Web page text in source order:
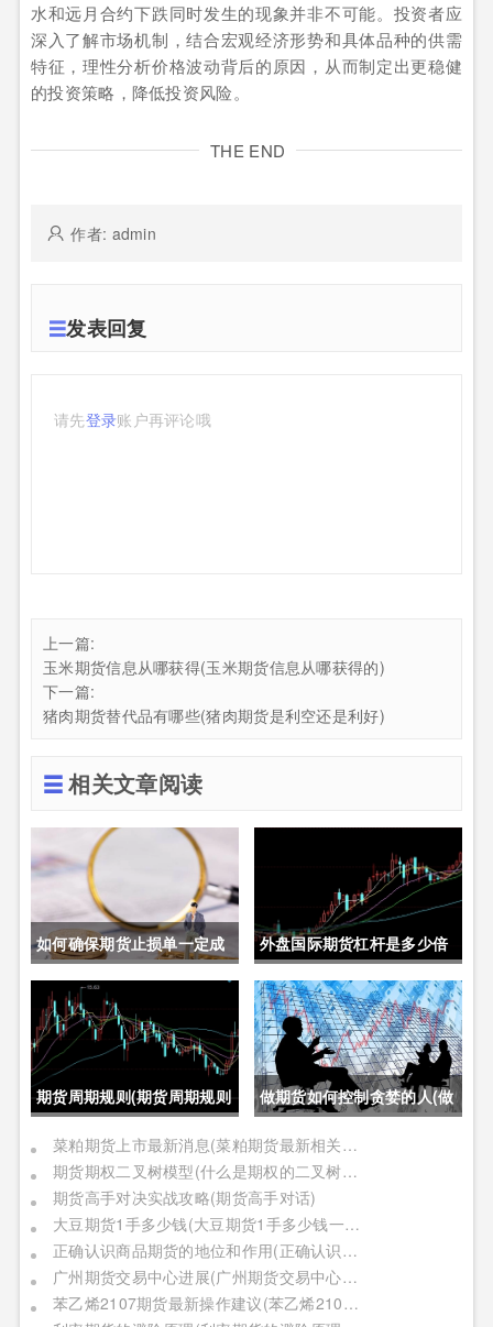
水和远月合约下跌同时发生的现象并非不可能。投资者应
深入了解市场机制，结合宏观经济形势和具体品种的供需
特征，理性分析价格波动背后的原因，从而制定出更稳健
的投资策略，降低投资风险。
THE END
作者: admin
发表回复
请先登录账户再评论哦
上一篇:
玉米期货信息从哪获得(玉米期货信息从哪获得的)
下一篇:
猪肉期货替代品有哪些(猪肉期货是利空还是利好)
相关文章阅读
如何确保期货止损单一定成
交成功(如何确保期货止损单
一定成交成功呢)
外盘国际期货杠杆是多少倍
(外盘国际期货杠杆是多少倍
的)
期货周期规则(期货周期规则
是什么)
做期货如何控制贪婪的人(做
期货如何控制贪婪的人呢)
菜粕期货上市最新消息(菜粕期货最新相关信息)
期货期权二叉树模型(什么是期权的二叉树模型)
期货高手对决实战攻略(期货高手对话)
大豆期货1手多少钱(大豆期货1手多少钱一个)
正确认识商品期货的地位和作用(正确认识商品期货的地位和作用是什么)
广州期货交易中心进展(广州期货交易中心进展情况)
苯乙烯2107期货最新操作建议(苯乙烯2109期货)